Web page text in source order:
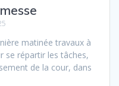
matinée travaux à
se répartir les tâches,
de la cour, dans